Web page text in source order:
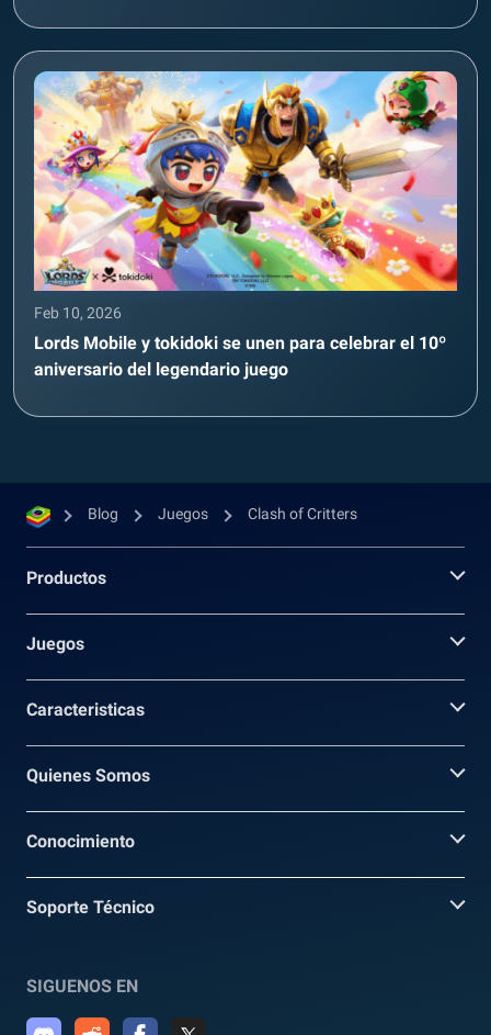
Feb 10, 2026
Lords Mobile y tokidoki se unen para celebrar el 10º
aniversario del legendario juego
Blog Juegos Clash of Critters
Productos
Juegos
Caracteristicas
Quienes Somos
Conocimiento
Soporte Técnico
SIGUENOS EN